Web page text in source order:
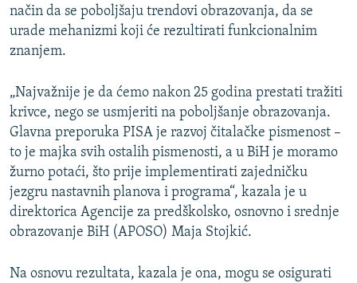
način da se poboljšaju trendovi obrazovanja, da se
urade mehanizmi koji će rezultirati funkcionalnim
znanjem.
„Najvažnije je da ćemo nakon 25 godina prestati tražiti
krivce, nego se usmjeriti na poboljšanje obrazovanja.
Glavna preporuka PISA je razvoj čitalačke pismenost –
to je majka svih ostalih pismenosti, a u BiH je moramo
žurno potaći, što prije implementirati zajedničku
jezgru nastavnih planova i programa“, kazala je u
direktorica Agencije za predškolsko, osnovno i srednje
obrazovanje BiH (APOSO) Maja Stojkić.
Na osnovu rezultata, kazala je ona, mogu se osigurati